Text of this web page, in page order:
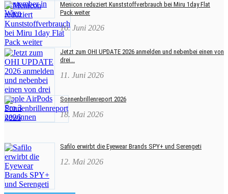
Menicon reduziert Kunststoffverbrauch bei Miru 1day Flat
Pack weiter
16. Juni 2026
Jetzt zum OHI UPDATE 2026 anmelden und nebenbei einen von
drei...
11. Juni 2026
Sonnenbrillenreport 2026
18. Mai 2026
Safilo erwirbt die Eyewear Brands SPY+ und Serengeti
12. Mai 2026